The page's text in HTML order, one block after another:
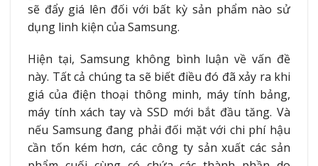
sẽ đẩy giá lên đối với bất kỳ sản phẩm nào sử
dụng linh kiện của Samsung.
Hiện tại, Samsung không bình luận về vấn đề
này. Tất cả chúng ta sẽ biết điều đó đã xảy ra khi
giá của điện thoại thông minh, máy tính bảng,
máy tính xách tay và SSD mới bắt đầu tăng. Và
nếu Samsung đang phải đối mặt với chi phí hậu
cần tốn kém hơn, các công ty sản xuất các sản